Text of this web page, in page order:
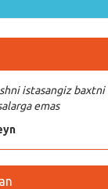
istasangiz baxtni
emas